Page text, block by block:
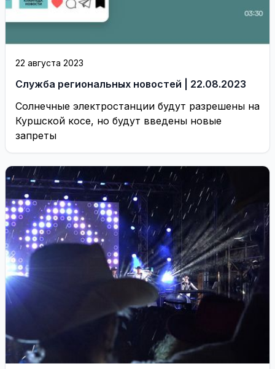
22 августа 2023
Служба региональных новостей | 22.08.2023
Солнечные электростанции будут разрешены на
Куршской косе, но будут введены новые
запреты